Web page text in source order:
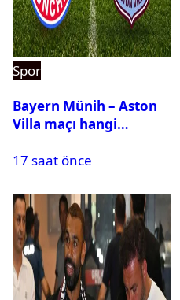
Spor
Bayern Münih – Aston
Villa maçı hangi
saat kaçta oynanacak?
17 saat önce